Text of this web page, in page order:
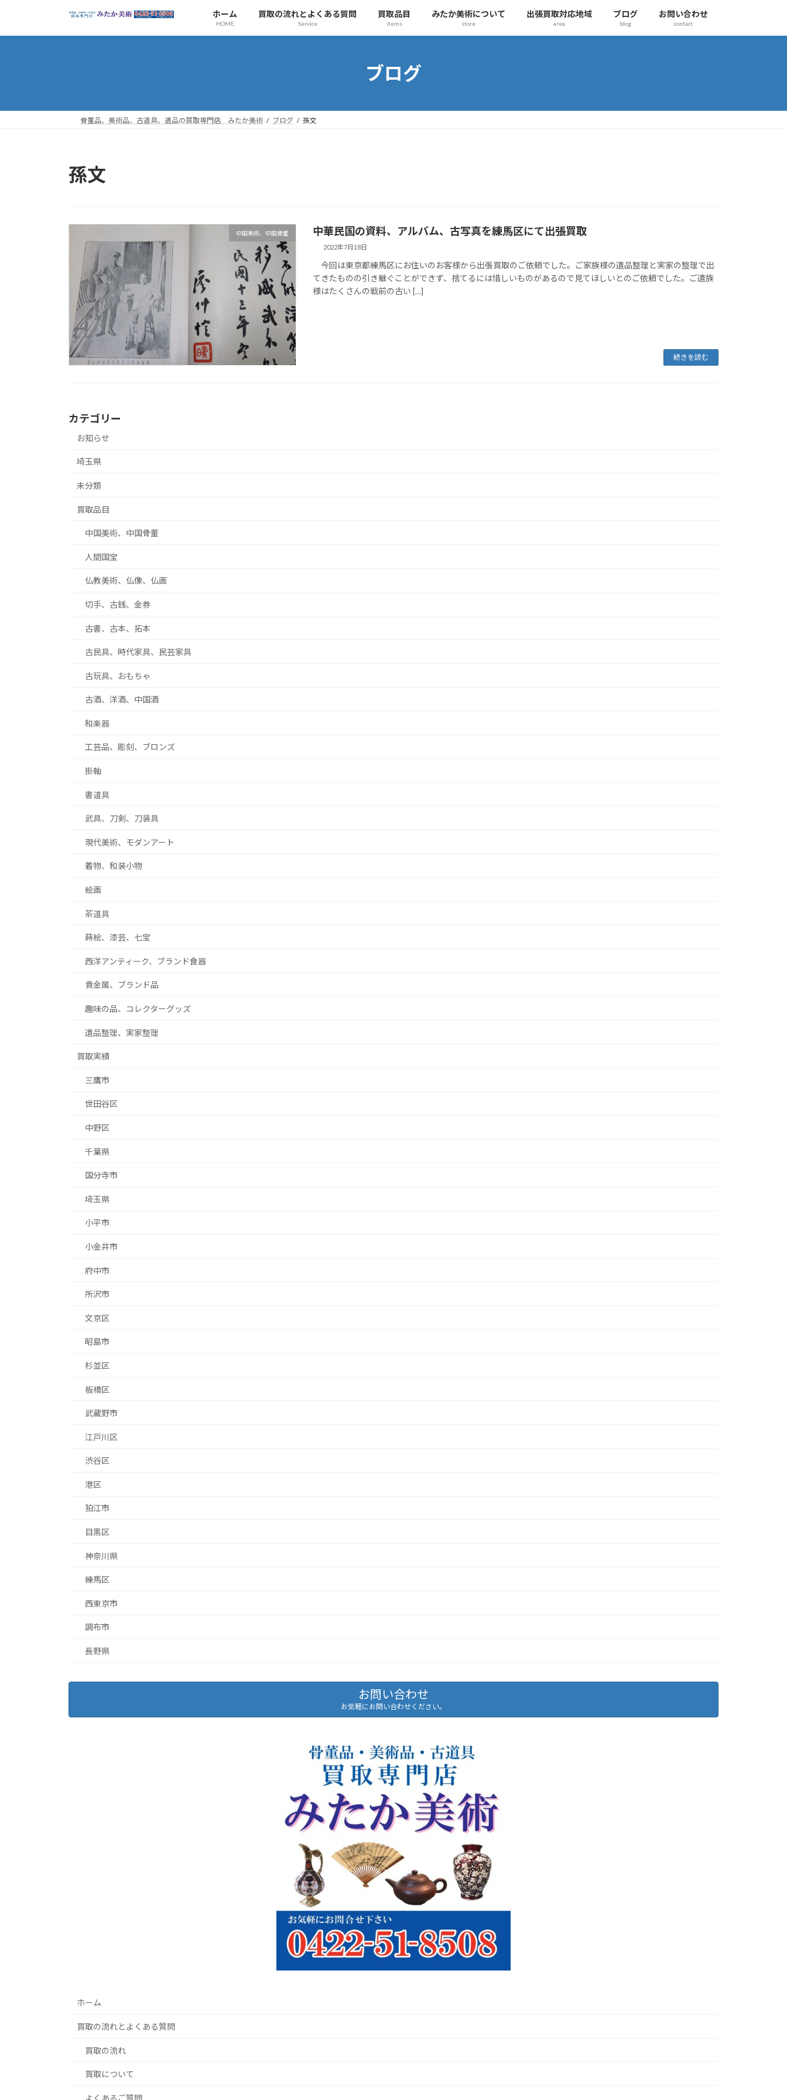
テ
ゲ
ホーム
HOME
買取の流れとよくある質問
Service
買取品目
items
みたか美術について
store
出張買取対応地域
area
ブログ
blog
お問い合わせ
contact
ブログ
骨董品、美術品、古道具、遺品の買取専門店 みたか美術 ブログ 孫文
孫文
中国美術、中国骨董 中華民国の資料、アルバム、古写真を練馬区にて出張買取
2022年7月18日
今回は東京都練馬区にお住いのお客様から出張買取のご依頼でした。ご家族様の遺品整理と実家の整理で出
てきたものの引き継ぐことができず、捨てるには惜しいものがあるので見てほしいとのご依頼でした。ご遺族
様はたくさんの戦前の古い […]
続きを読む
カテゴリー
お知らせ
埼玉県
未分類
買取品目
中国美術、中国骨董
人間国宝
仏教美術、仏像、仏画
切手、古銭、金券
古書、古本、拓本
古民具、時代家具、民芸家具
古玩具、おもちゃ
古酒、洋酒、中国酒
和楽器
工芸品、彫刻、ブロンズ
掛軸
書道具
武具、刀剣、刀装具
現代美術、モダンアート
着物、和装小物
絵画
茶道具
蒔絵、漆芸、七宝
西洋アンティーク、ブランド食器
貴金属、ブランド品
趣味の品、コレクターグッズ
遺品整理、実家整理
買取実績
三鷹市
世田谷区
中野区
千葉県
国分寺市
埼玉県
小平市
小金井市
府中市
所沢市
文京区
昭島市
杉並区
板橋区
武蔵野市
江戸川区
渋谷区
港区
狛江市
目黒区
神奈川県
練馬区
西東京市
調布市
長野県
お問い合わせ
お気軽にお問い合わせください。
ホーム
買取の流れとよくある質問
買取の流れ
買取について
よくあるご質問